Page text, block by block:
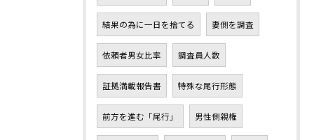
結果の為に一日を捨てる 妻側を調査
依頼者男女比率 調査員人数
証拠満載報告書 特殊な尾行形態
前方を進む「尾行」 男性側親権